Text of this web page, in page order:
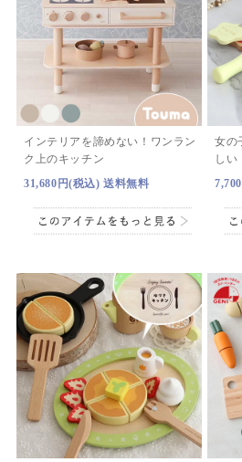
インテリアを諦めない！ワンラン
ク上のキッチン
31,680円(税込) 送料無料
女の
しい